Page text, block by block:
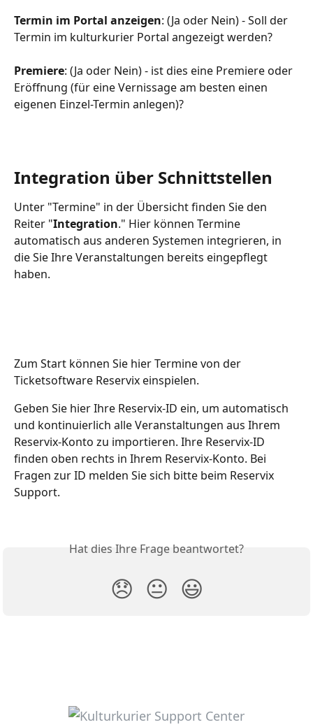
Termin im Portal anzeigen: (Ja oder Nein) - Soll der
Termin im kulturkurier Portal angezeigt werden?
Premiere: (Ja oder Nein) - ist dies eine Premiere oder
Eröffnung (für eine Vernissage am besten einen
eigenen Einzel-Termin anlegen)?
Integration über Schnittstellen
Unter "Termine" in der Übersicht finden Sie den
Reiter "Integration." Hier können Termine
automatisch aus anderen Systemen integrieren, in
die Sie Ihre Veranstaltungen bereits eingepflegt
haben.
Zum Start können Sie hier Termine von der
Ticketsoftware Reservix einspielen.
Geben Sie hier Ihre Reservix-ID ein, um automatisch
und kontinuierlich alle Veranstaltungen aus Ihrem
Reservix-Konto zu importieren. Ihre Reservix-ID
finden oben rechts in Ihrem Reservix-Konto. Bei
Fragen zur ID melden Sie sich bitte beim Reservix
Support.
Hat dies Ihre Frage beantwortet?
😞 😐 😃